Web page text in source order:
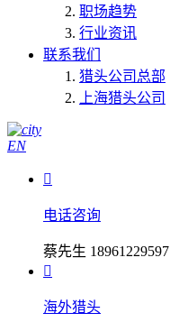
职场趋势
行业资讯
联系我们
猎头公司总部
上海猎头公司
EN

电话咨询
蔡先生 18961229597

海外猎头